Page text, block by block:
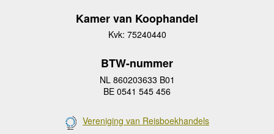
Kamer van Koophandel
Kvk: 75240440
BTW-nummer
NL 860203633 B01
BE 0541 545 456
Vereniging van Reisboekhandels